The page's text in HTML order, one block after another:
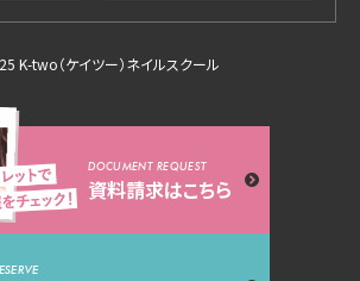
K-two（ケイツー）ネイルスクール
DOCUMENT REQUEST
資料請求はこちら